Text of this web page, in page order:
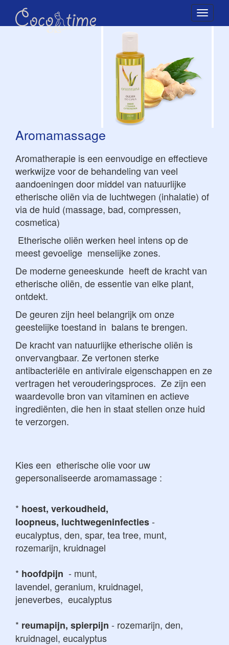
Toggle
Aromamassage
Aromatherapie is een eenvoudige en effectieve
werkwijze voor de behandeling van veel
aandoeningen door middel van natuurlijke
etherische oliën via de luchtwegen (inhalatie) of
via de huid (massage, bad, compressen,
cosmetica)
Etherische oliën werken heel intens op de
meest gevoelige menselijke zones.
De moderne geneeskunde heeft de kracht van
etherische oliën, de essentie van elke plant,
ontdekt.
De geuren zijn heel belangrijk om onze
geestelijke toestand in balans te brengen.
De kracht van natuurlijke etherische oliën is
onvervangbaar. Ze vertonen sterke
antibacteriële en antivirale eigenschappen en ze
vertragen het verouderingsproces. Ze zijn een
waardevolle bron van vitaminen en actieve
ingrediënten, die hen in staat stellen onze huid
te verzorgen.
Kies een etherische olie voor uw
gepersonaliseerde aromamassage :
* hoest, verkoudheid,
loopneus, luchtwegeninfecties-
eucalyptus, den, spar, tea tree, munt,
rozemarijn, kruidnagel
* hoofdpijn - munt,
lavendel, geranium, kruidnagel,
jeneverbes, eucalyptus
* reumapijn, spierpijn - rozemarijn, den,
kruidnagel, eucalyptus